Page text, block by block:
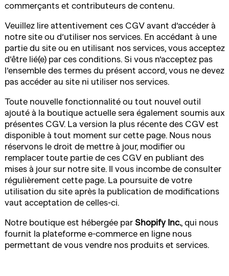
commerçants et contributeurs de contenu.
Veuillez lire attentivement ces CGV avant d’accéder à
notre site ou d’utiliser nos services. En accédant à une
partie du site ou en utilisant nos services, vous acceptez
d’être lié(e) par ces conditions. Si vous n’acceptez pas
l’ensemble des termes du présent accord, vous ne devez
pas accéder au site ni utiliser nos services.
Toute nouvelle fonctionnalité ou tout nouvel outil
ajouté à la boutique actuelle sera également soumis aux
présentes CGV. La version la plus récente des CGV est
disponible à tout moment sur cette page. Nous nous
réservons le droit de mettre à jour, modifier ou
remplacer toute partie de ces CGV en publiant des
mises à jour sur notre site. Il vous incombe de consulter
régulièrement cette page. La poursuite de votre
utilisation du site après la publication de modifications
vaut acceptation de celles-ci.
Notre boutique est hébergée par Shopify Inc., qui nous
fournit la plateforme e-commerce en ligne nous
permettant de vous vendre nos produits et services.